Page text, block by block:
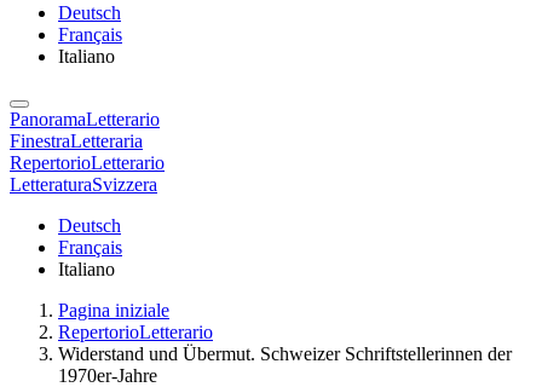
Deutsch
Français
Italiano
PanoramaLetterario
FinestraLetteraria
RepertorioLetterario
LetteraturaSvizzera
Deutsch
Français
Italiano
Pagina iniziale
RepertorioLetterario
Widerstand und Übermut. Schweizer Schriftstellerinnen der
1970er-Jahre